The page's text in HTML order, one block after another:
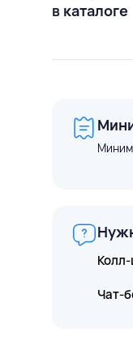
в каталоге
Чат-